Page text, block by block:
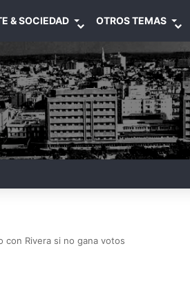
& SOCIEDAD OTROS TEMAS
con Rivera si no gana votos